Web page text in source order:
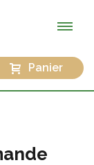
Panier